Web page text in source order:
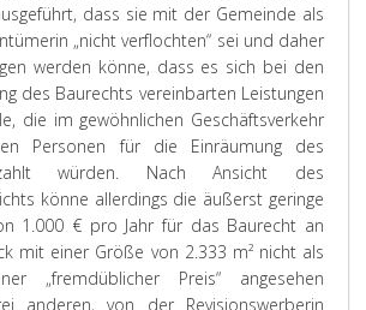
dass sie mit der Gemeinde als
„nicht verflochten“ sei und daher
werden könne, dass es sich bei den
des Baurechts vereinbarten Leistungen
die im gewöhnlichen Geschäftsverkehr
Personen für die Einräumung des
würden. Nach Ansicht des
könne allerdings die äußerst geringe
1.000 € pro Jahr für das Baurecht an
mit einer Größe von 2.333 m² nicht als
„fremdüblicher Preis“ angesehen
anderen, von der Revisionswerberin